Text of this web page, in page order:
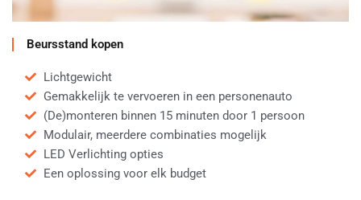
Beursstand kopen
Lichtgewicht
Gemakkelijk te vervoeren in een personenauto
(De)monteren binnen 15 minuten door 1 persoon
Modulair, meerdere combinaties mogelijk
LED Verlichting opties
Een oplossing voor elk budget